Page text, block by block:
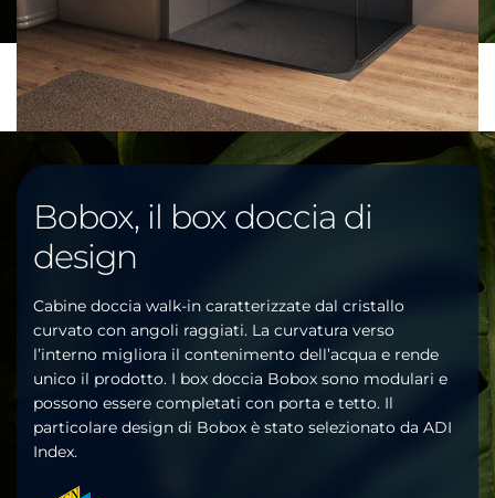
Bobox, il box doccia di
design
Cabine doccia walk-in caratterizzate dal cristallo
curvato con angoli raggiati. La curvatura verso
l’interno migliora il contenimento dell’acqua e rende
unico il prodotto. I box doccia Bobox sono modulari e
possono essere completati con porta e tetto. Il
particolare design di Bobox è stato selezionato da ADI
Index.